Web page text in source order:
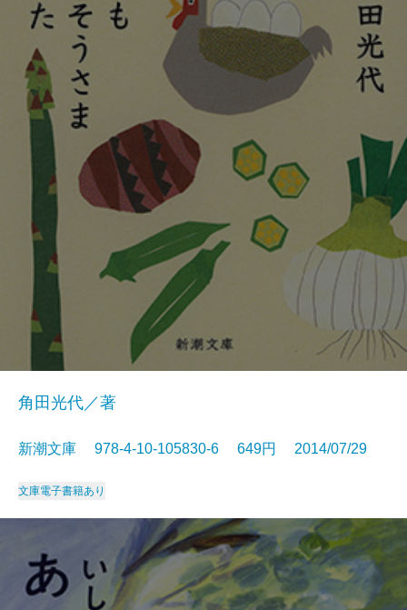
角田光代／著
新潮文庫 978-4-10-105830-6 649円 2014/07/29
文庫電子書籍あり